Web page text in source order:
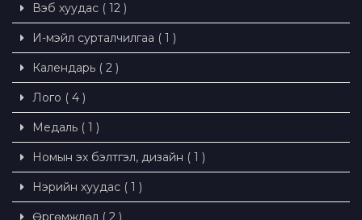
Вэб хуудас ( 12 )
И-мэйл сурталчилгаа ( 1 )
Календарь ( 2 )
Лого ( 4 )
Медаль ( 1 )
Номын эх бэлтгэл, дизайн ( 1 )
Нэрийн хуудас ( 1 )
Өргөмжлөл ( 2 )